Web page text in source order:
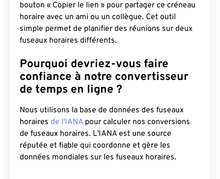
bouton « Copier le lien » pour partager ce créneau
horaire avec un ami ou un collègue. Cet outil
simple permet de planifier des réunions sur deux
fuseaux horaires différents.
Pourquoi devriez-vous faire
confiance à notre convertisseur
de temps en ligne ?
Nous utilisons la base de données des fuseaux
horaires de l'IANA pour calculer nos conversions
de fuseaux horaires. L'IANA est une source
réputée et fiable qui coordonne et gère les
données mondiales sur les fuseaux horaires.